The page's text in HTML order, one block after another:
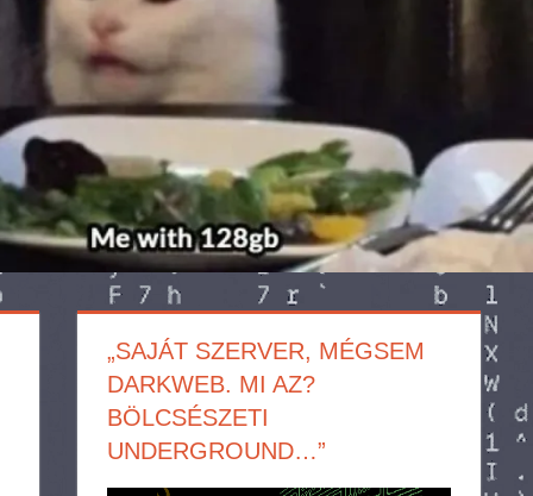
„SAJÁT SZERVER, MÉGSEM
DARKWEB. MI AZ?
BÖLCSÉSZETI
UNDERGROUND…”